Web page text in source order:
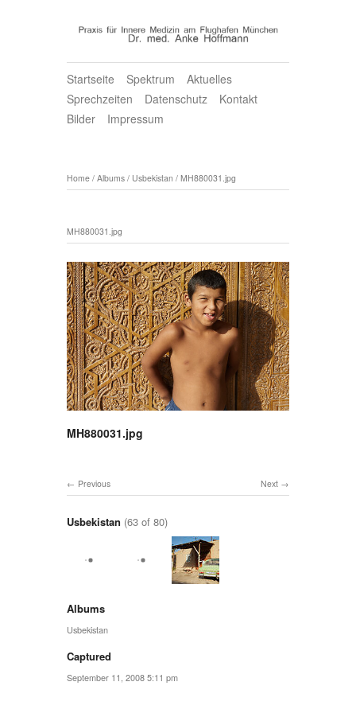
Startseite Spektrum
Aktuelles
Sprechzeiten
Datenschutz
Kontakt
Bilder
Impressum
Home / Albums / Usbekistan / MH880031.jpg
MH880031.jpg
MH880031.jpg
Next
Previous
Usbekistan (63 of 80)
Albums
Usbekistan
Captured
September 11, 2008 5:11 pm